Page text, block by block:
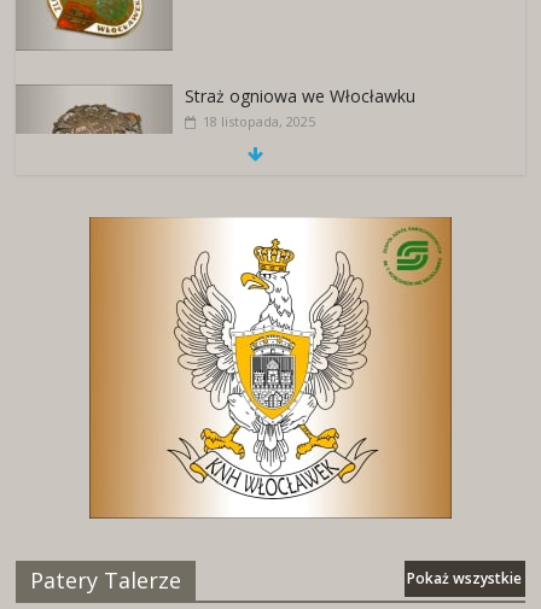
Straż ogniowa we Włocławku
18 listopada, 2025
Patery Talerze Pokaż wszystkie